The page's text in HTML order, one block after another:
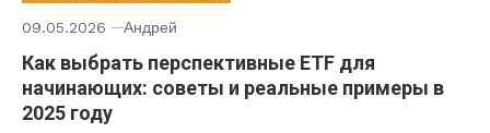
09.05.2026 Андрей
Как выбрать перспективные ETF для
начинающих: советы и реальные примеры в
2025 году